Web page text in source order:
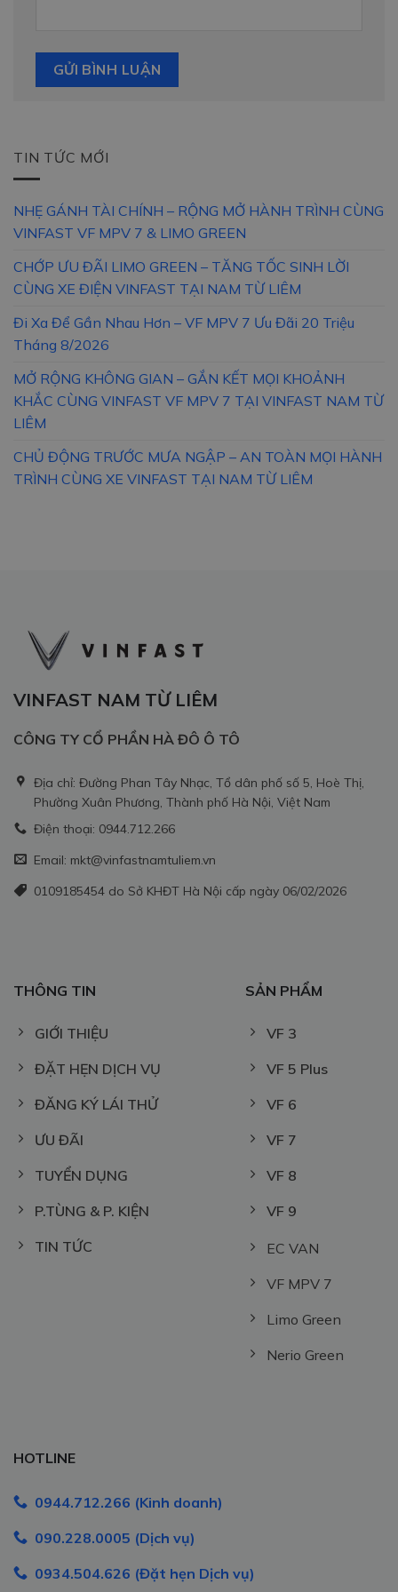
TIN TỨC MỚI
NHẸ GÁNH TÀI CHÍNH – RỘNG MỞ HÀNH TRÌNH CÙNG
VINFAST VF MPV 7 & LIMO GREEN
CHỚP ƯU ĐÃI LIMO GREEN – TĂNG TỐC SINH LỜI
CÙNG XE ĐIỆN VINFAST TẠI NAM TỪ LIÊM
Đi Xa Để Gần Nhau Hơn – VF MPV 7 Ưu Đãi 20 Triệu
Tháng 8/2026
MỞ RỘNG KHÔNG GIAN – GẮN KẾT MỌI KHOẢNH
KHẮC CÙNG VINFAST VF MPV 7 TẠI VINFAST NAM TỪ
LIÊM
CHỦ ĐỘNG TRƯỚC MƯA NGẬP – AN TOÀN MỌI HÀNH
TRÌNH CÙNG XE VINFAST TẠI NAM TỪ LIÊM
VINFAST NAM TỪ LIÊM
CÔNG TY CỔ PHẦN HÀ ĐÔ Ô TÔ
Địa chỉ: Đường Phan Tây Nhạc, Tổ dân phố số 5, Hoè Thị,
Phường Xuân Phương, Thành phố Hà Nội, Việt Nam
Điện thoại: 0944.712.266
Email: mkt@vinfastnamtuliem.vn
0109185454 do Sở KHĐT Hà Nội cấp ngày 06/02/2026
THÔNG TIN
GIỚI THIỆU
ĐẶT HẸN DỊCH VỤ
ĐĂNG KÝ LÁI THỬ
ƯU ĐÃI
TUYỂN DỤNG
P.TÙNG & P. KIỆN
TIN TỨC
SẢN PHẨM
VF 3
VF 5 Plus
VF 6
VF 7
VF 8
VF 9
EC VAN
VF MPV 7
Limo Green
Nerio Green
HOTLINE
0944.712.266 (Kinh doanh)
090.228.0005 (Dịch vụ)
0934.504.626 (Đặt hẹn Dịch vụ)